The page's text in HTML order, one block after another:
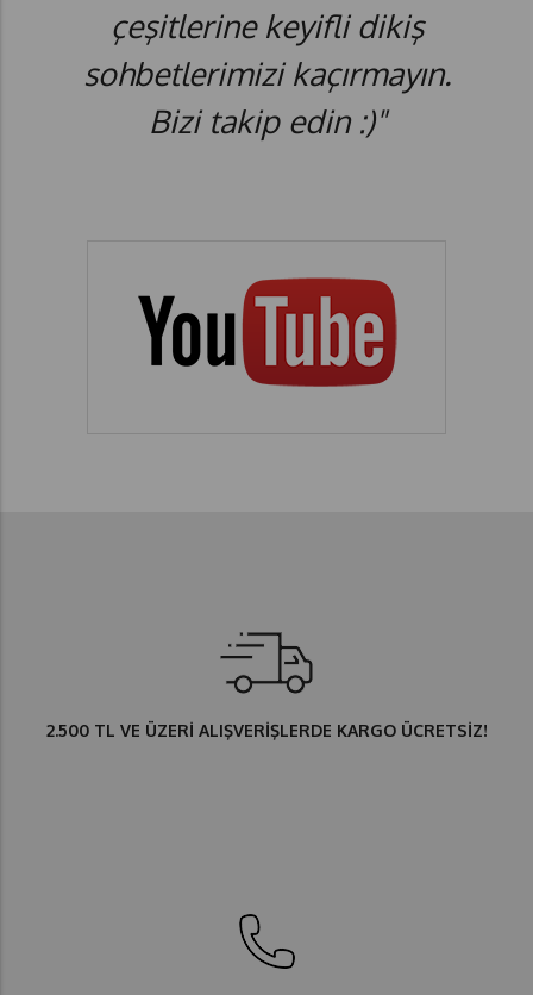
çeşitlerine keyifli dikiş
sohbetlerimizi kaçırmayın.
Bizi takip edin :)"
2.500 TL VE ÜZERİ ALIŞVERİŞLERDE KARGO ÜCRETSİZ!